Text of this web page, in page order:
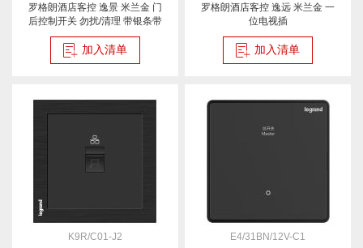
罗格朗酒店客控 逸景 米兰金 门
后控制开关 勿扰/清理 带银条带
LED 12V
加入清单
罗格朗酒店客控 逸远 米兰金 一
位电视插
加入清单
K9R/C01-J2
E4/31BN/12V-C1